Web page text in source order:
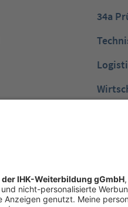
34a